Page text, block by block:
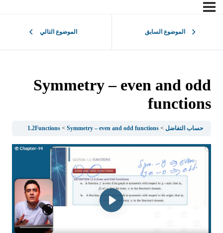
الموضوع السابق الموضوع التالي
Symmetry – even and odd
functions
حساب التفاضل 1.2Functions Symmetry – even and odd functions